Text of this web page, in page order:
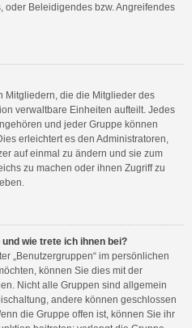
oder Beleidigendes bzw. Angreifendes
Mitgliedern, die die Mitglieder des
verwaltbare Einheiten aufteilt. Jedes
und jeder Gruppe können
erleichtert es den Administratoren,
auf einmal zu ändern und sie zum
zu machen oder ihnen Zugriff zu
wie trete ich ihnen bei?
„Benutzergruppen“ im persönlichen
können Sie dies mit der
Nicht alle Gruppen sind allgemein
andere können geschlossen
die Gruppe offen ist, können Sie ihr